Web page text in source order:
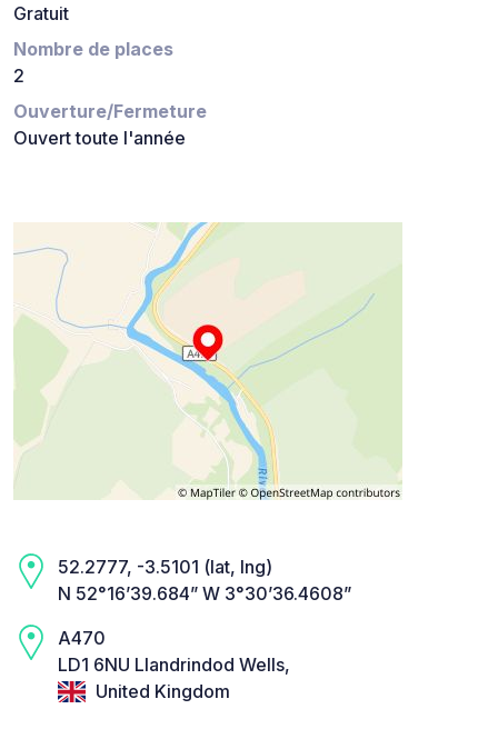
Gratuit
Nombre de places
2
Ouverture/Fermeture
Ouvert toute l'année
52.2777, -3.5101 (lat, lng)
N 52°16’39.684” W 3°30’36.4608”
A470
LD1 6NU Llandrindod Wells,
United Kingdom